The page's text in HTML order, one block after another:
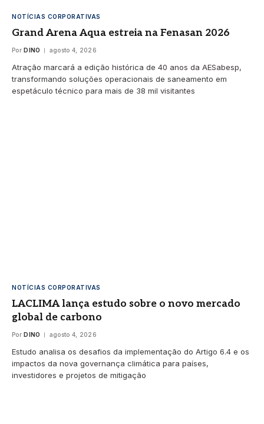
NOTÍCIAS CORPORATIVAS
Grand Arena Aqua estreia na Fenasan 2026
Por DINO agosto 4, 2026
Atração marcará a edição histórica de 40 anos da AESabesp,
transformando soluções operacionais de saneamento em
espetáculo técnico para mais de 38 mil visitantes
NOTÍCIAS CORPORATIVAS
LACLIMA lança estudo sobre o novo mercado
global de carbono
Por DINO agosto 4, 2026
Estudo analisa os desafios da implementação do Artigo 6.4 e os
impactos da nova governança climática para países,
investidores e projetos de mitigação